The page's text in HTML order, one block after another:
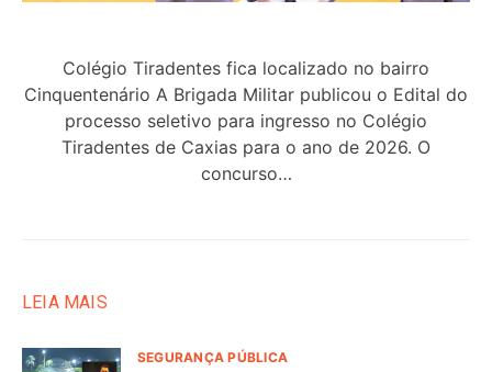
Colégio Tiradentes fica localizado no bairro
Cinquentenário A Brigada Militar publicou o Edital do
processo seletivo para ingresso no Colégio
Tiradentes de Caxias para o ano de 2026. O
concurso…
LEIA MAIS
SEGURANÇA PÚBLICA